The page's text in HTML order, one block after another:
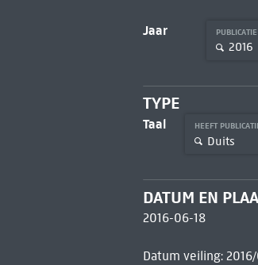
Jaar
2016
TYPE
Taal HEEFT
Duits
DATUM EN
2016-06-18
Datum veiling: